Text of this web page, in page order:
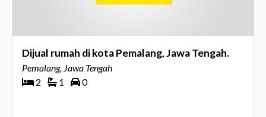
Dijual rumah di kota Pemalang, Jawa Tengah.
Pemalang, Jawa Tengah
2
1 0